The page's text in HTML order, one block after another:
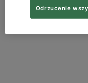
Odrzucenie